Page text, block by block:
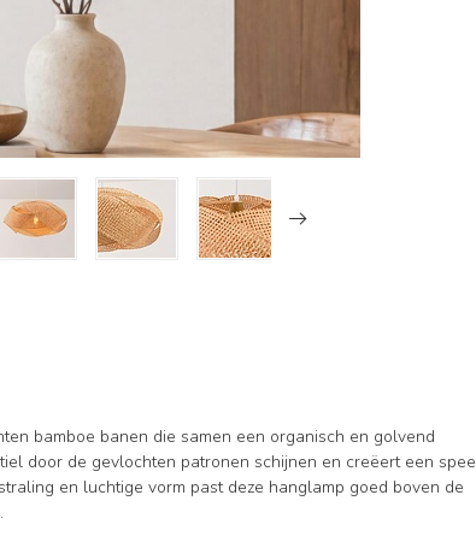
bamboe banen die samen een organisch en golvend
door de gevlochten patronen schijnen en creëert een
en luchtige vorm past deze hanglamp goed boven de